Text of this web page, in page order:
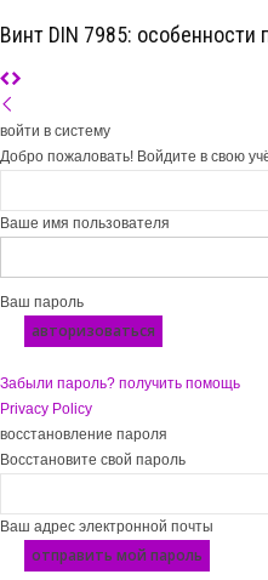
Винт DIN 7985: особенности
войти в систему
Добро пожаловать! Войдите в свою
Ваше имя пользователя
Ваш пароль
Забыли пароль? получить помощь
Privacy Policy
восстановление пароля
Восстановите свой пароль
Ваш адрес электронной почты